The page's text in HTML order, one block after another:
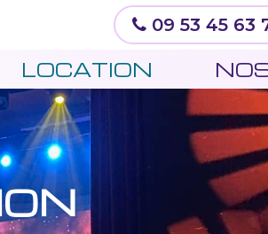
09 53 45 63
LOCATION